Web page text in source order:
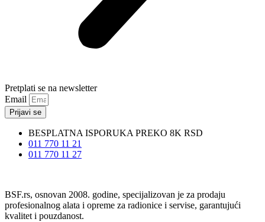
Pretplati se na newsletter
Email
Prijavi se
BESPLATNA ISPORUKA PREKO 8K RSD
011 770 11 21
011 770 11 27
BSF.rs, osnovan 2008. godine, specijalizovan je za prodaju
profesionalnog alata i opreme za radionice i servise, garantujući
kvalitet i pouzdanost.